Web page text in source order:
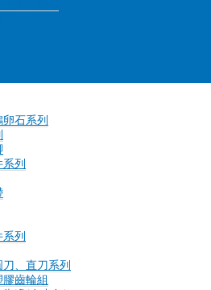
）- 切刀
石系列
列
列
、直刀系列
齒輪組